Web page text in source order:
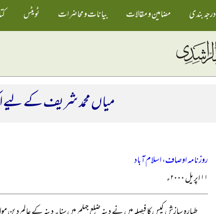
درجہ بندی مضامین و مقالات بیانات و محاضرات ٹویٹس
میاں محمد شریف کے لیے
روزنامہ اوصاف، اسلام آباد
۱۱ اپریل ۲۰۰۰ء